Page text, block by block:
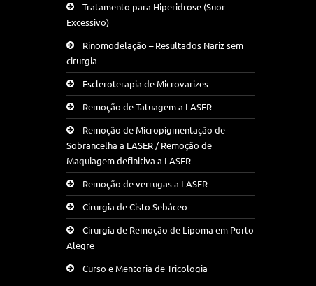
Tratamento para Hiperidrose (Suor
Excessivo)
Rinomodelação – Resultados Nariz sem
cirurgia
Escleroterapia de Microvarizes
Remoção de Tatuagem a LASER
Remoção de Micropigmentação de
Sobrancelha a LASER / Remoção de
Maquiagem definitiva a LASER
Remoção de verrugas a LASER
Cirurgia de Cisto Sebáceo
Cirurgia de Remoção de Lipoma em Porto
Alegre
Curso e Mentoria de Tricologia